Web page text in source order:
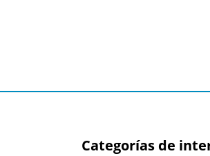
Categorías de